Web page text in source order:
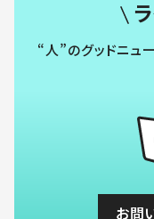
“人”のグッドニュ
お問